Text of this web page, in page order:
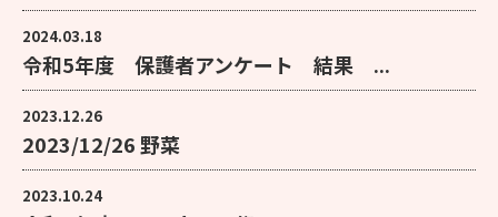
2024.03.18
令和5年度 保護者アンケート 結果 ...
2023.12.26
2023/12/26 野菜
2023.10.24